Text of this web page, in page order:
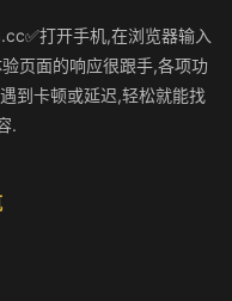
打开手机,在浏览器输入
页面的响应很跟手,各项功
到卡顿或延迟,轻松就能找
.